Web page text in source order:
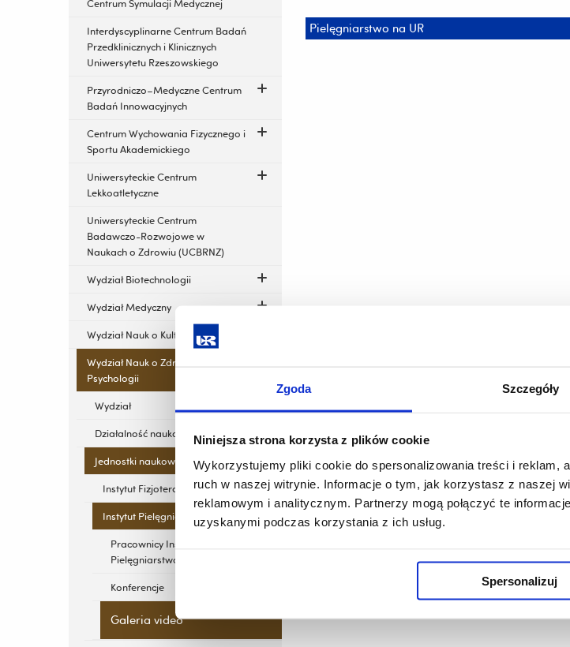
Zgoda Szczegóły
Niniejsza strona korzysta z plików cookie
Wykorzystujemy pliki cookie do spersonalizowania treści i reklam,
ruch w naszej witrynie. Informacje o tym, jak korzystasz z naszej
reklamowym i analitycznym. Partnerzy mogą połączyć te
uzyskanymi podczas korzystania z ich usług.
Spersonalizuj
Centrum Symulacji Medycznej
Interdyscyplinarne Centrum Badań
Przedklinicznych i Klinicznych
Uniwersytetu Rzeszowskiego
Przyrodniczo–Medyczne Centrum
Badań Innowacyjnych
Centrum Wychowania Fizycznego i
Sportu Akademickiego
Uniwersyteckie Centrum
Lekkoatletyczne
Uniwersyteckie Centrum
Badawczo-Rozwojowe w
Naukach o Zdrowiu (UCBRNZ)
Wydział Biotechnologii
Wydział Medyczny
Wydział Nauk o Kulturze Fizycznej
Wydział Nauk o Zdrowiu i
Psychologii
Wydział
Działalność naukowa
Jednostki naukowe
Instytut Fizjoterapii
Instytut Pielęgniarstwa
Pracownicy Instytutu
Pielęgniarstwa
Konferencje
Galeria video
Pielęgniarstwo na UR